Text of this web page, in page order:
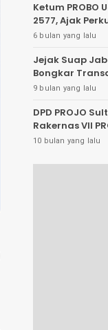
Ketum PROBO
2577, Ajak
6 bulan yang lalu
Jejak Suap
Bongkar
9 bulan yang lalu
DPD PROJO
Rakernas VII
10 bulan yang lalu